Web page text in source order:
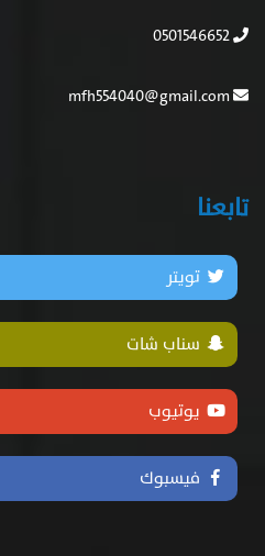
تابعنا
تويتر
سناب شات
يوتيوب
فيسبوك